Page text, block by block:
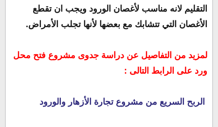
التقليم لانه مناسب لأغصان الورود ويجب ان تقطع
الأغصان التي تتشابك مع بعضها لأنها تجلب الأمراض.
لمزيد من التفاصيل عن دراسة جدوى مشروع فتح محل
ورد على الرابط التالى :
الربح السريع من مشروع تجارة الأزهار والورود